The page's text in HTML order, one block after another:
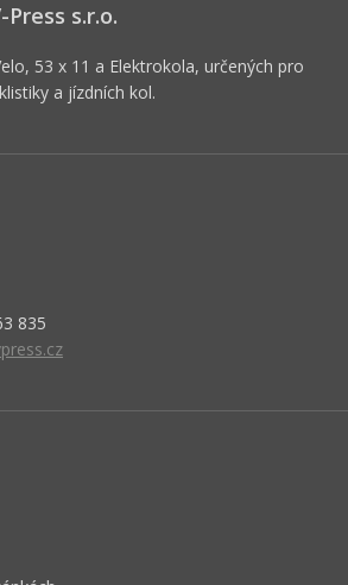
s.r.o.
53 x 11 a Elektrokola, určených pro
a jízdních kol.
835